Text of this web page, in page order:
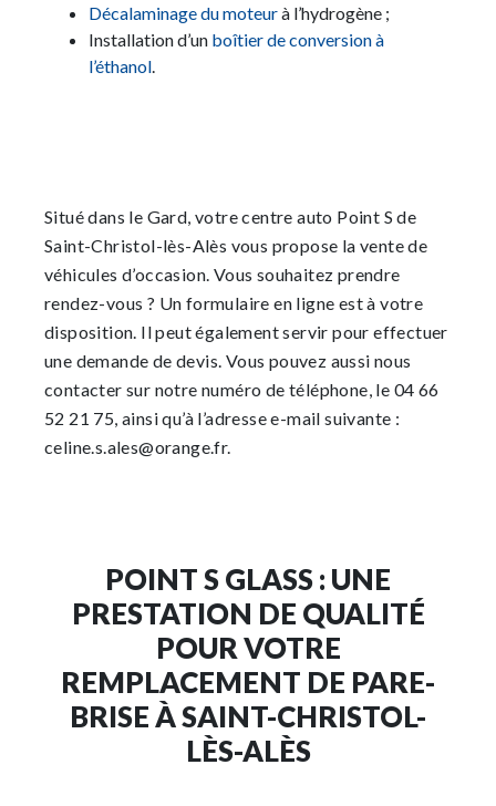
Décalaminage du moteurà l’hydrogène ;
Installation d’un boîtier de conversion à
l’éthanol.
Situé dans le Gard, votre centre auto Point S de
Saint-Christol-lès-Alès vous propose la vente de
véhicules d’occasion. Vous souhaitez prendre
rendez-vous ? Un formulaire en ligne est à votre
disposition. Il peut également servir pour effectuer
une demande de devis. Vous pouvez aussi nous
contacter sur notre numéro de téléphone, le 04 66
52 21 75, ainsi qu’à l’adresse e-mail suivante :
celine.s.ales@orange.fr.
POINT S GLASS : UNE
PRESTATION DE QUALITÉ
POUR VOTRE
REMPLACEMENT DE PARE-
BRISE À SAINT-CHRISTOL-
LÈS-ALÈS